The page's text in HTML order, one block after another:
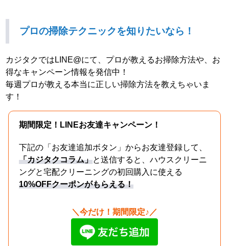
プロの掃除テクニックを知りたいなら！
カジタクではLINE@にて、プロが教えるお掃除方法や、お
得なキャンペーン情報を発信中！
毎週プロが教える本当に正しい掃除方法を教えちゃいま
す！
期間限定！LINEお友達キャンペーン！
下記の「お友達追加ボタン」からお友達登録して、
「カジタクコラム」と送信すると、ハウスクリーニ
ングと宅配クリーニングの初回購入に使える
10%OFFクーポンがもらえる！
＼今だけ！期間限定♪／